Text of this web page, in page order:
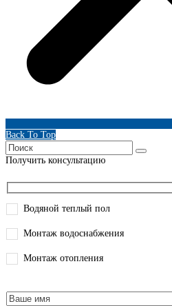
Back To Top
Получить консультацию
Водяной теплый пол
Монтаж водоснабжения
Монтаж отопления